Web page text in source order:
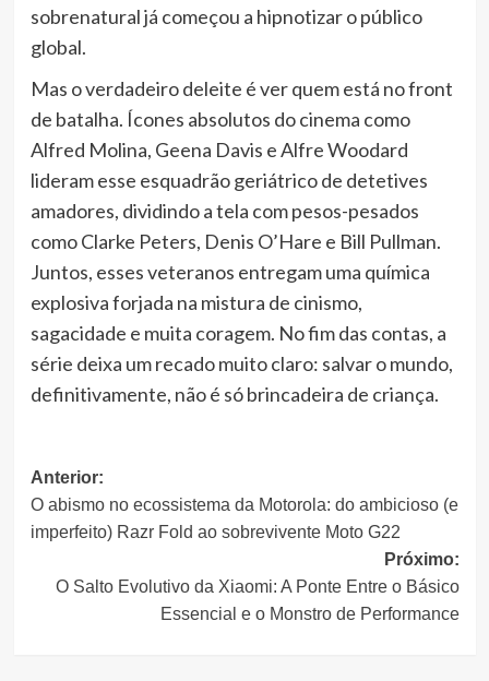
sobrenatural já começou a hipnotizar o público
global.
Mas o verdadeiro deleite é ver quem está no front
de batalha. Ícones absolutos do cinema como
Alfred Molina, Geena Davis e Alfre Woodard
lideram esse esquadrão geriátrico de detetives
amadores, dividindo a tela com pesos-pesados
como Clarke Peters, Denis O’Hare e Bill Pullman.
Juntos, esses veteranos entregam uma química
explosiva forjada na mistura de cinismo,
sagacidade e muita coragem. No fim das contas, a
série deixa um recado muito claro: salvar o mundo,
definitivamente, não é só brincadeira de criança.
Navegação
de
artigos
Anterior:
O abismo no ecossistema da Motorola: do ambicioso (e
imperfeito) Razr Fold ao sobrevivente Moto G22
Próximo:
O Salto Evolutivo da Xiaomi: A Ponte Entre o Básico
Essencial e o Monstro de Performance